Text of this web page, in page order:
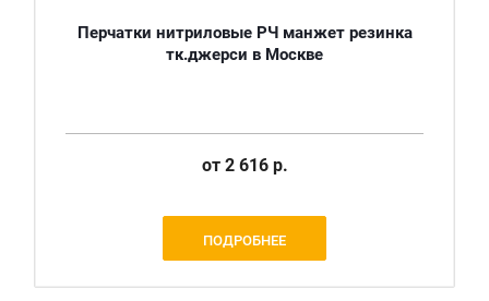
Перчатки нитриловые РЧ манжет резинка
тк.джерси в Москве
от 2 616 р.
ПОДРОБНЕЕ